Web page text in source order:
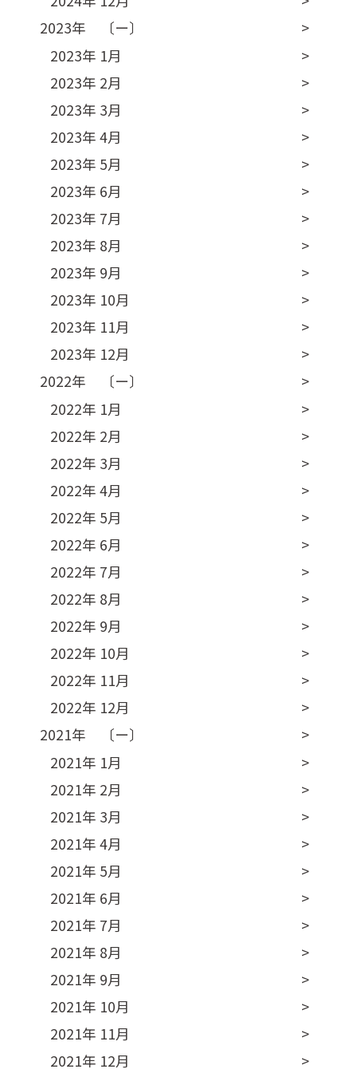
2023年 〔ー〕
2023年 1月
2023年 2月
2023年 3月
2023年 4月
2023年 5月
2023年 6月
2023年 7月
2023年 8月
2023年 9月
2023年 10月
2023年 11月
2023年 12月
2022年 〔ー〕
2022年 1月
2022年 2月
2022年 3月
2022年 4月
2022年 5月
2022年 6月
2022年 7月
2022年 8月
2022年 9月
2022年 10月
2022年 11月
2022年 12月
2021年 〔ー〕
2021年 1月
2021年 2月
2021年 3月
2021年 4月
2021年 5月
2021年 6月
2021年 7月
2021年 8月
2021年 9月
2021年 10月
2021年 11月
2021年 12月